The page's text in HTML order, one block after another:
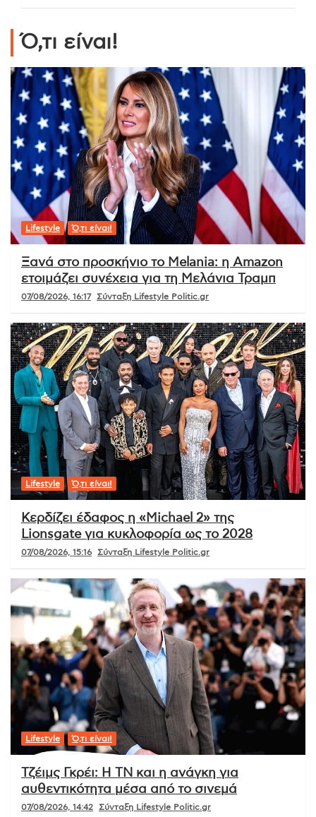
Ό,τι είναι!
Lifestyle Ό,τι είναι!
Ξανά στο προσκήνιο το Melania: η Amazon
ετοιμάζει συνέχεια για τη Μελάνια Τραμπ
07/08/2026, 16:17 Σύνταξη Lifestyle Politic.gr
Lifestyle Ό,τι είναι!
Κερδίζει έδαφος η «Michael 2» της
Lionsgate για κυκλοφορία ως το 2028
07/08/2026, 15:16 Σύνταξη Lifestyle Politic.gr
Lifestyle Ό,τι είναι!
Τζέιμς Γκρέι: Η ΤΝ και η ανάγκη για
αυθεντικότητα μέσα από το σινεμά
07/08/2026, 14:42 Σύνταξη Lifestyle Politic.gr